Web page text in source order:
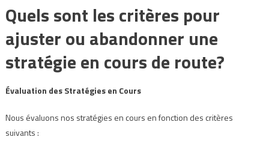
Quels sont les critères pour
ajuster ou abandonner une
stratégie en cours de route?
Évaluation des Stratégies en Cours
Nous évaluons nos stratégies en cours en fonction des critères
suivants :